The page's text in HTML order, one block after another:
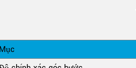
Mục